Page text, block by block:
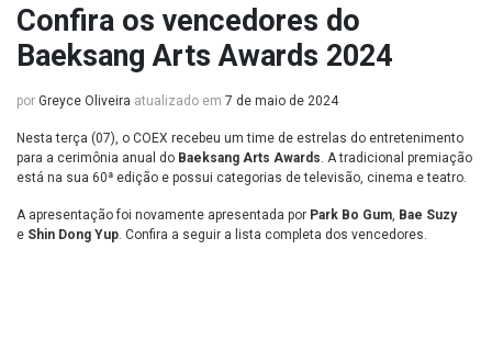
Confira os vencedores do
Baeksang Arts Awards 2024
por Greyce Oliveira atualizado em 7 de maio de 2024
Nesta terça (07), o COEX recebeu um time de estrelas do entretenimento
para a cerimônia anual do Baeksang Arts Awards. A tradicional premiação
está na sua 60ª edição e possui categorias de televisão, cinema e teatro.
A apresentação foi novamente apresentada por Park Bo Gum, Bae Suzy
e Shin Dong Yup. Confira a seguir a lista completa dos vencedores.